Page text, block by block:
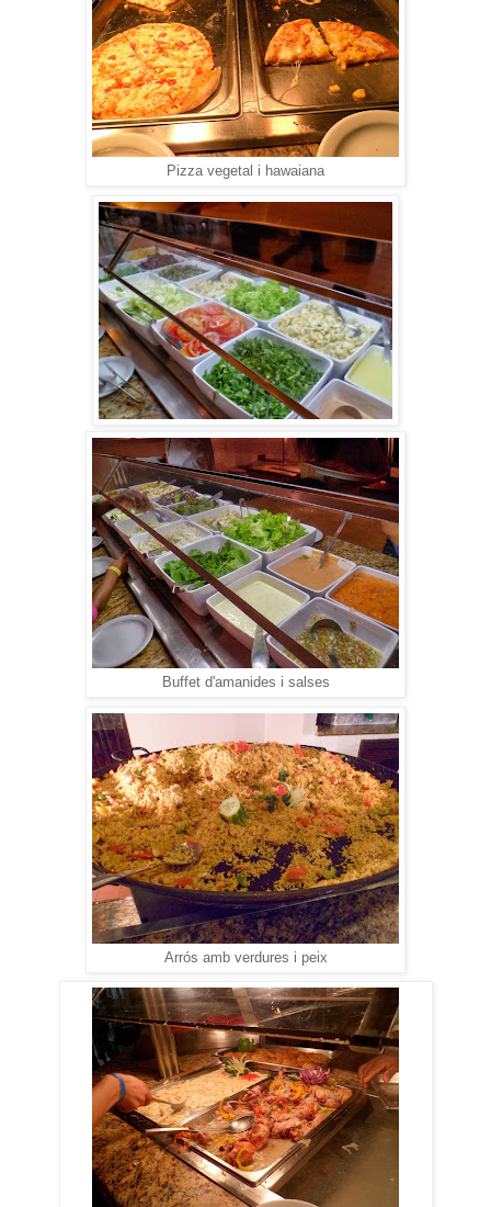
Pizza vegetal i hawaiana
Buffet d'amanides i salses
Arrós amb verdures i peix